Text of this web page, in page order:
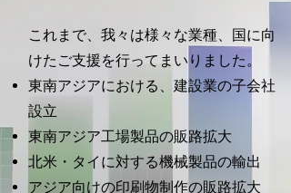
これまで、我々は様々な業種、国に向
けたご支援を行ってまいりました。
東南アジアにおける、建設業の子会社
設立
東南アジア工場製品の販路拡大
北米・タイに対する機械製品の輸出
アジア向けの印刷物制作の販路拡大